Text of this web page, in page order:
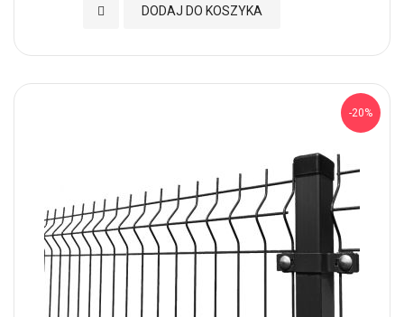
DODAJ DO KOSZYKA
Dodaj do Ulubionych
-20%